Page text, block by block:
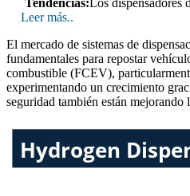
Leer más..
El mercado de sistemas de
fundamentales para repostar
combustible (FCEV),
experimentando un crecimiento
seguridad también están mejorando